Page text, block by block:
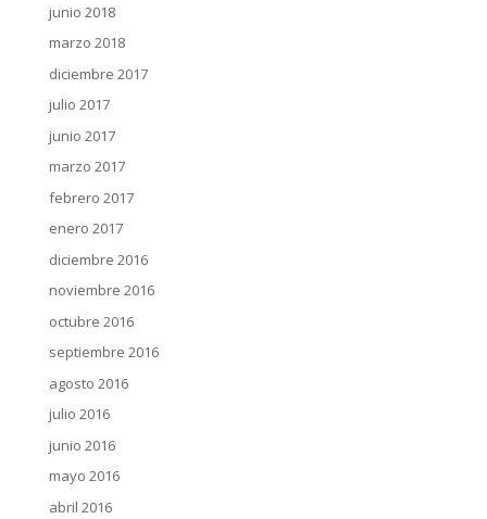
junio 2018
marzo 2018
diciembre 2017
julio 2017
junio 2017
marzo 2017
febrero 2017
enero 2017
diciembre 2016
noviembre 2016
octubre 2016
septiembre 2016
agosto 2016
julio 2016
junio 2016
mayo 2016
abril 2016